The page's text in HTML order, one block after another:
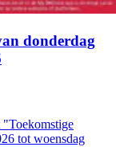
donderdag
"Toekomstige
tot woensdag